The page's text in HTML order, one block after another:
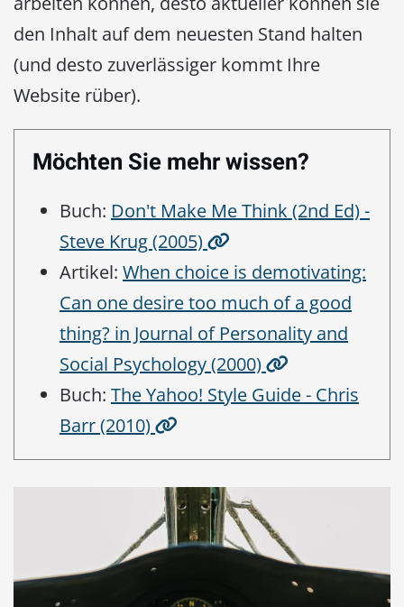
den Inhalt auf dem neuesten Stand halten
(und desto zuverlässiger kommt Ihre
Website rüber).
Möchten Sie mehr wissen?
Buch: Don't Make Me Think (2nd Ed) -
Steve Krug (2005)
Artikel: When choice is demotivating:
Can one desire too much of a good
thing? in Journal of Personality and
Social Psychology (2000)
Buch: The Yahoo! Style Guide - Chris
Barr (2010)